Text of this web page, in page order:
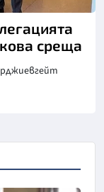
среща